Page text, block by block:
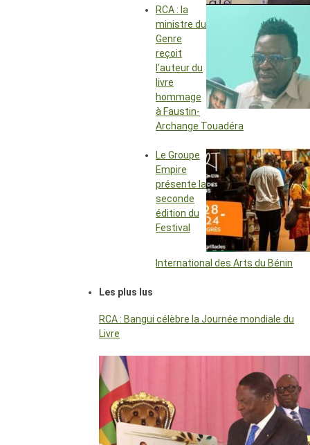
RCA : la
ministre du
Genre
reçoit
l’auteur du
livre
hommage
à Faustin-
Archange Touadéra
Le Groupe
Empire
présente la
seconde
édition du
Festival
International des Arts du Bénin
Les plus lus
RCA : Bangui célèbre la Journée mondiale du
Livre